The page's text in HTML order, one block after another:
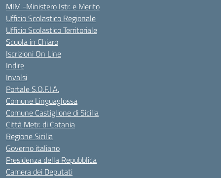
MIM -Ministero Istr. e Merito
Ufficio Scolastico Regionale
Ufficio Scolastico Territoriale
Scuola in Chiaro
Iscrizioni On Line
Indire
Invalsi
Portale S.O.F.I.A.
Comune Linguaglossa
Comune Castiglione di Sicilia
Città Metr. di Catania
Regione Sicilia
Governo italiano
Presidenza della Repubblica
Camera dei Deputati